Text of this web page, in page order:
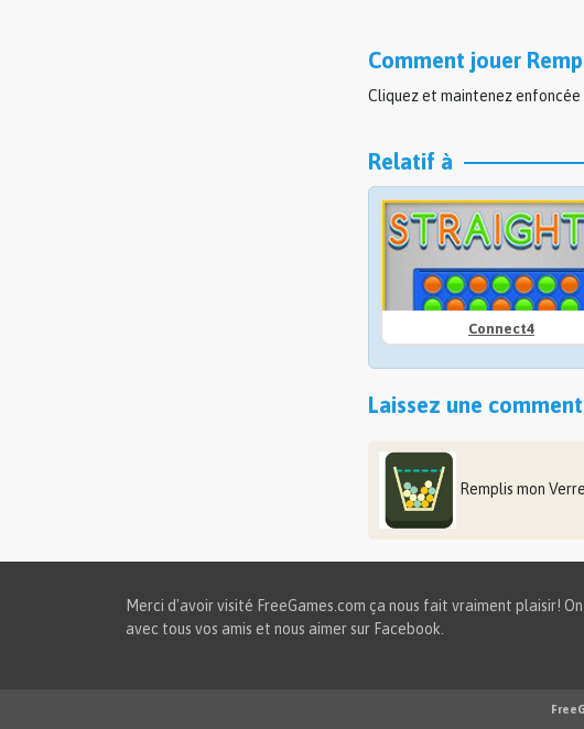
Comment jouer
Cliquez et maintenez
Relatif à
Connect4
Laissez une
Remplis mon Verre
Merci d'avoir visité FreeGames.com ça nous fait vraiment plaisir!
avec tous vos amis et nous aimer sur Facebook.